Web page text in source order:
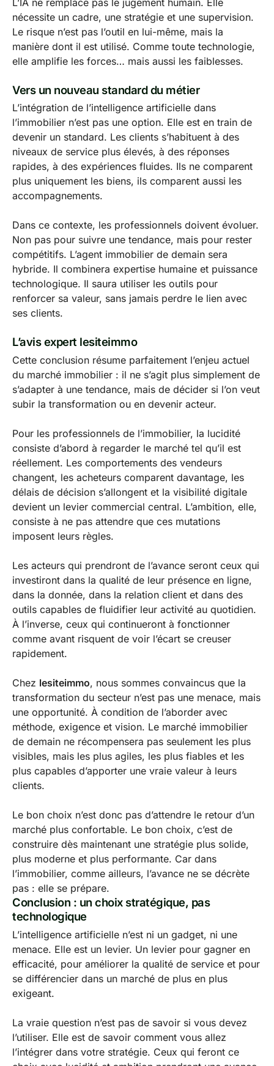
nécessite un cadre, une stratégie et une supervision.
Le risque n’est pas l’outil en lui-même, mais la
manière dont il est utilisé. Comme toute technologie,
elle amplifie les forces… mais aussi les faiblesses.
Vers un nouveau standard du métier
L’intégration de l’intelligence artificielle dans
l’immobilier n’est pas une option. Elle est en train de
devenir un standard. Les clients s’habituent à des
niveaux de service plus élevés, à des réponses
rapides, à des expériences fluides. Ils ne comparent
plus uniquement les biens, ils comparent aussi les
accompagnements.
Dans ce contexte, les professionnels doivent évoluer.
Non pas pour suivre une tendance, mais pour rester
compétitifs. L’agent immobilier de demain sera
hybride. Il combinera expertise humaine et puissance
technologique. Il saura utiliser les outils pour
renforcer sa valeur, sans jamais perdre le lien avec
ses clients.
L’avis expert lesiteimmo
Cette conclusion résume parfaitement l’enjeu actuel
du marché immobilier : il ne s’agit plus simplement de
s’adapter à une tendance, mais de décider si l’on veut
subir la transformation ou en devenir acteur.
Pour les professionnels de l’immobilier, la lucidité
consiste d’abord à regarder le marché tel qu’il est
réellement. Les comportements des vendeurs
changent, les acheteurs comparent davantage, les
délais de décision s’allongent et la visibilité digitale
devient un levier commercial central. L’ambition, elle,
consiste à ne pas attendre que ces mutations
imposent leurs règles.
Les acteurs qui prendront de l’avance seront ceux qui
investiront dans la qualité de leur présence en ligne,
dans la donnée, dans la relation client et dans des
outils capables de fluidifier leur activité au quotidien.
À l’inverse, ceux qui continueront à fonctionner
comme avant risquent de voir l’écart se creuser
rapidement.
Chez lesiteimmo, nous sommes convaincus que la
transformation du secteur n’est pas une menace, mais
une opportunité. À condition de l’aborder avec
méthode, exigence et vision. Le marché immobilier
de demain ne récompensera pas seulement les plus
visibles, mais les plus agiles, les plus fiables et les
plus capables d’apporter une vraie valeur à leurs
clients.
Le bon choix n’est donc pas d’attendre le retour d’un
marché plus confortable. Le bon choix, c’est de
construire dès maintenant une stratégie plus solide,
plus moderne et plus performante. Car dans
l’immobilier, comme ailleurs, l’avance ne se décrète
pas : elle se prépare.
Conclusion : un choix stratégique, pas
technologique
L’intelligence artificielle n’est ni un gadget, ni une
menace. Elle est un levier. Un levier pour gagner en
efficacité, pour améliorer la qualité de service et pour
se différencier dans un marché de plus en plus
exigeant.
La vraie question n’est pas de savoir si vous devez
l’utiliser. Elle est de savoir comment vous allez
l’intégrer dans votre stratégie. Ceux qui feront ce